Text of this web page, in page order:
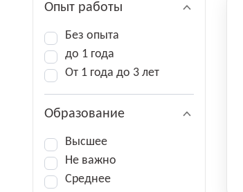
Опыт работы
Без опыта
до 1 года
От 1 года до 3 лет
Образование
Высшее
Не важно
Среднее